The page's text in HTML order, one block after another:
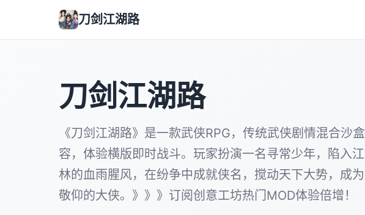
刀剑江湖路
刀剑江湖路
《刀剑江湖路》是一款武侠RPG，传统武侠剧情混合沙
容，体验横版即时战斗。玩家扮演一名寻常少年，陷入
林的血雨腥风，在纷争中成就侠名，搅动天下大势，成
敬仰的大侠。》》》订阅创意工坊热门MOD体验倍增！